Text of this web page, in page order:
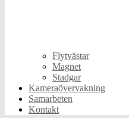
Flytvästar
Magnet
Stadgar
Kameraövervakning
Samarbeten
Kontakt